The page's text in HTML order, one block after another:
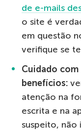
de e-mails
o site é
em questão
verifique se
Cuidado
benefícios:
atenção na
escrita e na
suspeito, não